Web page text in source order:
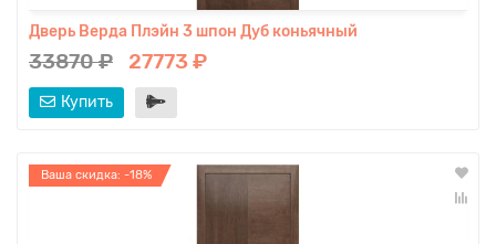
Дверь Верда Плэйн 3 шпон Дуб коньячный
33870 ₽ 27773 ₽
Купить
Ваша скидка: -18%